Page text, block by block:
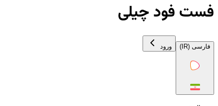
فست فود چیلی
فارسی (IR) ورود